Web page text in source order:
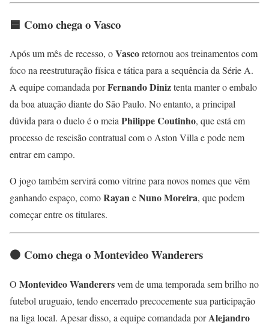
🟦 Como chega o Vasco
Após um mês de recesso, oVascoretornou aos treinamentos com
foco na reestruturação física e tática para a sequência da Série A.
A equipe comandada porFernando Diniztenta manter o embalo
da boa atuação diante do São Paulo. No entanto, a principal
dúvida para o duelo é o meiaPhilippe Coutinho, que está em
processo de rescisão contratual com o Aston Villa e pode nem
entrar em campo.
O jogo também servirá como vitrine para novos nomes que vêm
ganhando espaço, comoRayaneNuno Moreira, que podem
começar entre os titulares.
⚫ Como chega o Montevideo Wanderers
O Montevideo Wanderersvem de uma temporada sem brilho no
futebol uruguaio, tendo encerrado precocemente sua participação
na liga local. Apesar disso, a equipe comandada porAlejandro